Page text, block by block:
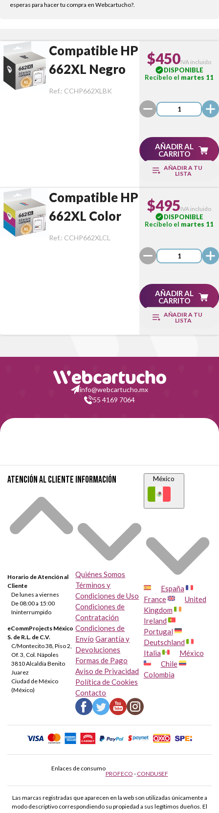
esperas para hacer tu compra en Webcartucho?.
Compatible HP
662XL Negro
Ref.: CCHP662XLBK
$450IVA incluido
DISPONIBLE
Recíbelo el martes 11
AÑADIR AL
CARRITO
AÑADIR A TU
LISTA
Compatible HP
662XL Color
Ref.: CCHP662XLCL
$495IVA incluido
DISPONIBLE
Recíbelo el martes 11
AÑADIR AL
CARRITO
AÑADIR A TU
LISTA
info@webcartucho.mx
55 4169 7064
Atención al cliente
Horario de Atención al
Cliente
De lunes a viernes
De 08:00 a 15:00
Ininterrumpido
eCommProjects México
S. de R.L. de C.V.
C/Montecito 38, Piso 2,
Of. 3, Col. Nápoles
3810 Alcaldía Benito
Juarez
Ciudad de México
(México)
Información
Quiénes Somos
Términos y
Condiciones de Uso
Condiciones de
Contratación
Condiciones de
Envío Garantía y
Devoluciones
Formas de Pago
Aviso de Privacidad
Política de Cookies
Contacto
México
España
France
United
Kingdom
Ireland
Portugal
Deutschland
Italia
México
Chile
Colombia
Enlaces de consumo
PROFECO - CONDUSEF
Las marcas registradas que aparecen en la web son utilizadas únicamente a
modo descriptivo correspondiendo su propiedad a sus legítimos dueños. El